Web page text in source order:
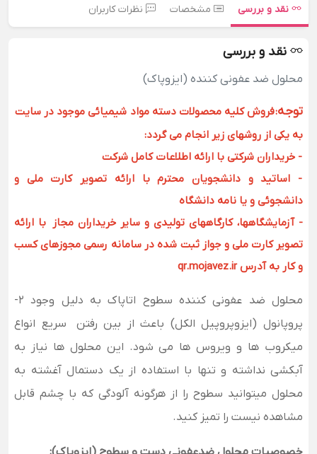
نقد و بررسی مشخصات نظرات کاربران
نقد و بررسی
محلول ضد عفونی کننده (ایزوپاک)
توجه:فروش کلیه محصولات دسته مواد شیمیائی موجود در سایت
به یکی از روشهای زیر انجام می گردد:
- خریداران شرکتی با ارائه اطلاعات کامل شرکت
- اساتید و دانشجویان محترم با ارائه تصویر کارت ملی و
دانشجوئی و یا نامه دانشگاه
- آزمایشگاهها، کارگاههای تولیدی و سایر خریداران مجاز با ارائه
تصویر کارت ملی و جواز ثبت شده در سامانه رسمی مجوزهای کسب
و کار به آدرس qr.mojavez.ir
محلول ضد عفونی کننده سطوح اتاپاک به دلیل وجود 2-
پروپانول (ایزوپروپیل الکل) باعث از بین رفتن سریع انواع
میکروب ها و ویروس ها می شود. این محلول ها نیاز به
آبکشی نداشته و تنها با استفاده از یک دستمال آغشته به
محلول میتوانید سطوح را از هرگونه آلودگی که با چشم قابل
مشاهده نیست را تمیز کنید.